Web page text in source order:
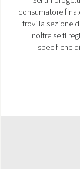
consumatore
trovi la sezione
Inoltre se ti
specifiche